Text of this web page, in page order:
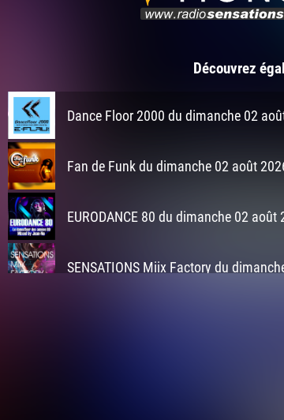
Découvrez
Dance Floor 2000 du dimanche 02
Fan de Funk du dimanche 02 août
EURODANCE 80 du dimanche 02 août
SENSATIONS Miix Factory du